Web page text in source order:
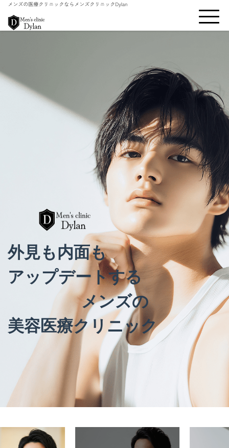
外見も内面も
アップデートする
メンズの
美容医療クリニック